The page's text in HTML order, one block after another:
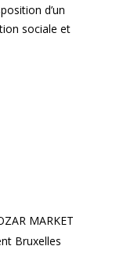
d’un
sociale et
MARKET
Bruxelles